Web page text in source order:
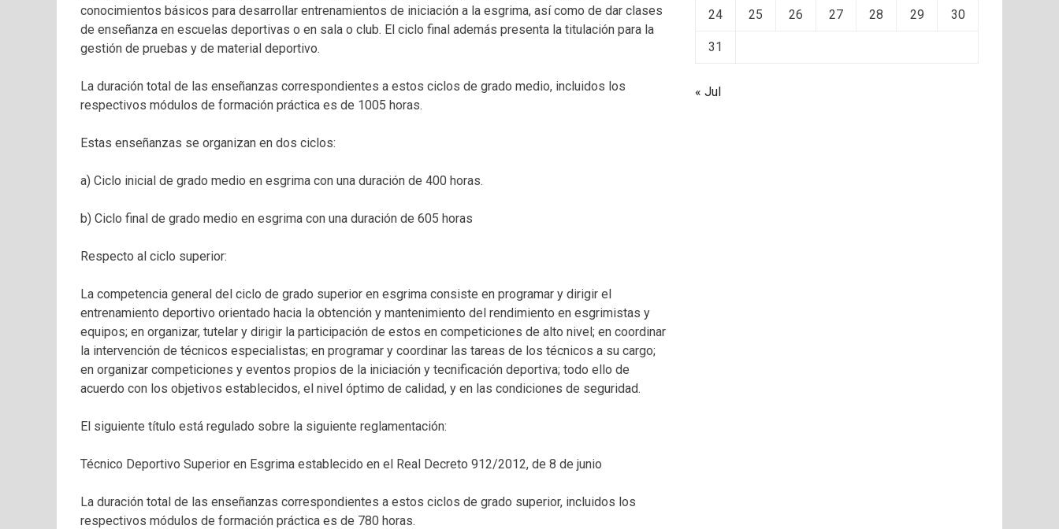
conocimientos básicos para desarrollar entrenamientos de iniciación a la esgrima, así como de dar clases
de enseñanza en escuelas deportivas o en sala o club. El ciclo final además presenta la titulación para la
gestión de pruebas y de material deportivo.
La duración total de las enseñanzas correspondientes a estos ciclos de grado medio, incluidos los
respectivos módulos de formación práctica es de 1005 horas.
Estas enseñanzas se organizan en dos ciclos:
a) Ciclo inicial de grado medio en esgrima con una duración de 400 horas.
b) Ciclo final de grado medio en esgrima con una duración de 605 horas
Respecto al ciclo superior:
La competencia general del ciclo de grado superior en esgrima consiste en programar y dirigir el
entrenamiento deportivo orientado hacia la obtención y mantenimiento del rendimiento en esgrimistas y
equipos; en organizar, tutelar y dirigir la participación de estos en competiciones de alto nivel; en coordinar
la intervención de técnicos especialistas; en programar y coordinar las tareas de los técnicos a su cargo;
en organizar competiciones y eventos propios de la iniciación y tecnificación deportiva; todo ello de
acuerdo con los objetivos establecidos, el nivel óptimo de calidad, y en las condiciones de seguridad.
El siguiente título está regulado sobre la siguiente reglamentación:
Técnico Deportivo Superior en Esgrima establecido en el Real Decreto 912/2012, de 8 de junio
La duración total de las enseñanzas correspondientes a estos ciclos de grado superior, incluidos los
respectivos módulos de formación práctica es de 780 horas.
24 25 26 27 28 29 30
31
« Jul